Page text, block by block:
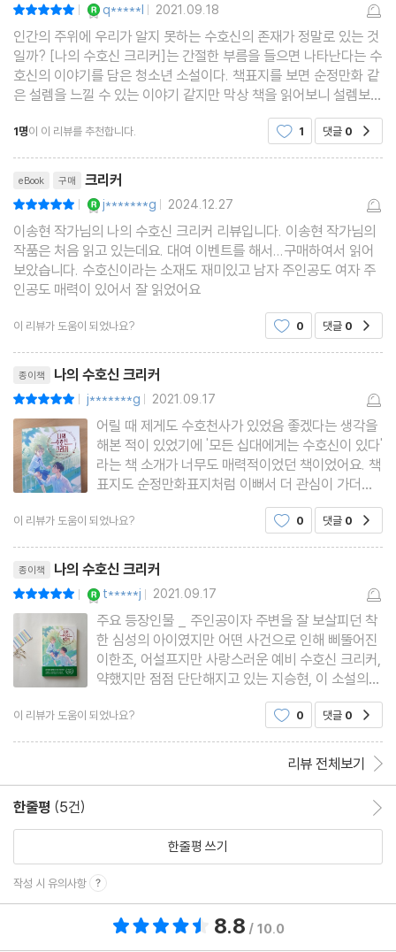
| q*****l | 2021.09.18
인간의 주위에 우리가 알지 못하는 수호신의 존재가 정말로 있는 것
일까? [나의 수호신 크리커]는 간절한 부름을 들으면 나타난다는 수
호신의 이야기를 담은 청소년 소설이다. 책표지를 보면 순정만화 같
은 설렘을 느낄 수 있는 이야기 같지만 막상 책을 읽어보니 설렘보다
는 우정과 의리가 있는 친구들 이야기이다.어느날 갑자기 수호신이
라며 나타난 '크리커' 믿을 수 없는 현실에 귀찮
1명이 이 리뷰를 추천합니다. 1 댓글 0
eBook 구매 크리커
| j*******g | 2024.12.27
이송현 작가님의 나의 수호신 크리커 리뷰입니다. 이송현 작가님의
작품은 처음 읽고 있는데요. 대여 이벤트를 해서...구매하여서 읽어
보았습니다. 수호신이라는 소재도 재미있고 남자 주인공도 여자 주
인공도 매력이 있어서 잘 읽었어요
이 리뷰가 도움이 되었나요? 0 댓글 0
종이책 나의 수호신 크리커
| j*******g | 2021.09.17
어릴 때 제게도 수호천사가 있었음 좋겠다는 생각을
해본 적이 있었기에 '모든 십대에게는 수호신이 있다'
라는 책 소개가 너무도 매력적이었던 책이었어요. 책
표지도 순정만화표지처럼 이뻐서 더 관심이 가더라
둘이 살고 있어요. 양궁선수였던 엄마가 활의 안전장
던트를
이 리뷰가 도움이 되었나요? 0 댓글 0
종이책 나의 수호신 크리커
| t*****j | 2021.09.17
주요 등장인물 _ 주인공이자 주변을 잘 보살피던 착
한 심성의 아이였지만 어떤 사건으로 인해 삐뚤어진
이한조, 어설프지만 사랑스러운 예비 수호신 크리커,
약했지만 점점 단단해지고 있는 지승현, 이 소설의
악역이나 악역 같지 않은 악역을 맡고 있는 알고 보
니 괜찮은 아이 권승재, 친구 앞에 용기를 버려 미안
이 리뷰가 도움이 되었나요? 0 댓글 0
리뷰 전체보기
한줄평 (5건)
한줄평 쓰기
작성 시 유의사항
8.8 / 10.0